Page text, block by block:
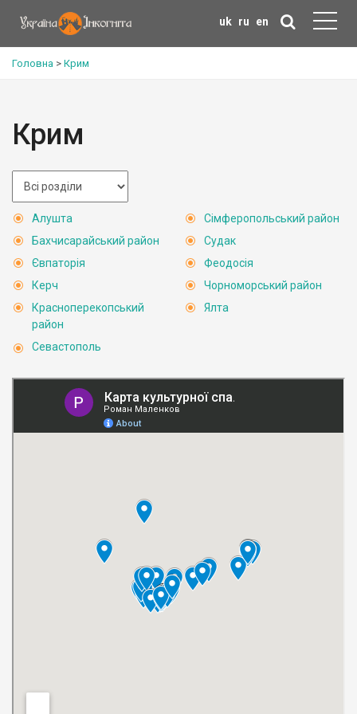
uk ru en
Головна > Крим
Крим
Алушта
Бахчисарайський район
Євпаторія
Керч
Красноперекопський
район
Севастополь
Сімферопольський район
Судак
Феодосія
Чорноморський район
Ялта